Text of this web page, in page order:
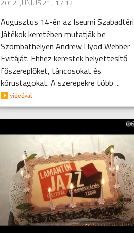
2012. JÚNIUS 21., 17:12
Augusztus 14-én az Iseumi Szabadtéri
Játékok keretében mutatják be
Szombathelyen Andrew Llyod Webber
Evitáját. Ehhez kerestek helyettesítő
főszereplőket, táncosokat és
kórustagokat. A szerepekre több ...